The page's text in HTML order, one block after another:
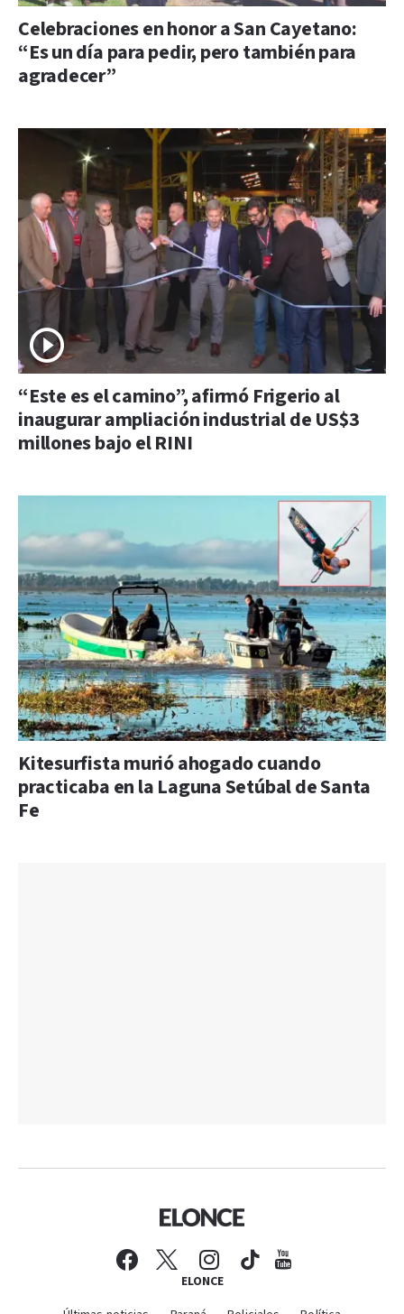
Celebraciones en honor a San Cayetano:
“Es un día para pedir, pero también para
agradecer”
“Este es el camino”, afirmó Frigerio al
inaugurar ampliación industrial de US$3
millones bajo el RINI
Kitesurfista murió ahogado cuando
practicaba en la Laguna Setúbal de Santa
Fe
ELONCE